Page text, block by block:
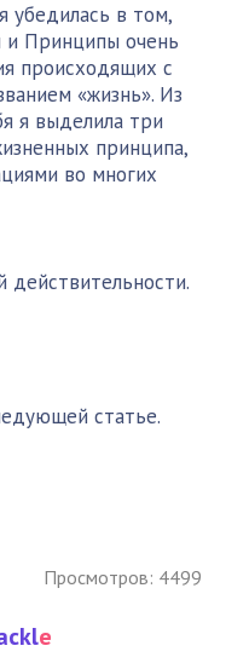
убедилась в том,
и Принципы очень
происходящих с
«жизнь». Из
я выделила три
принципа,
во многих
статье.
Просмотров: 4499
e